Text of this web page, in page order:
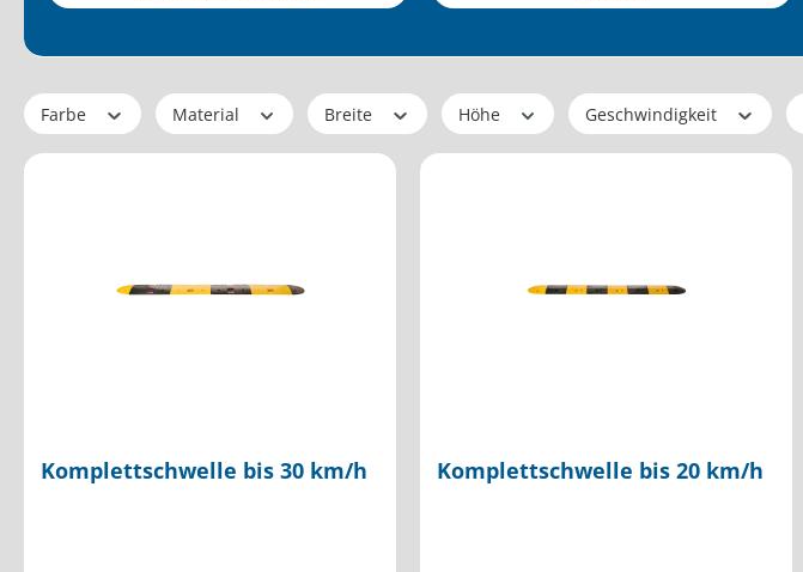
Farbe Material Breite Höhe Geschwindigkeit
Komplettschwelle bis 30 km/h Komplettschwelle bis 20 km/h